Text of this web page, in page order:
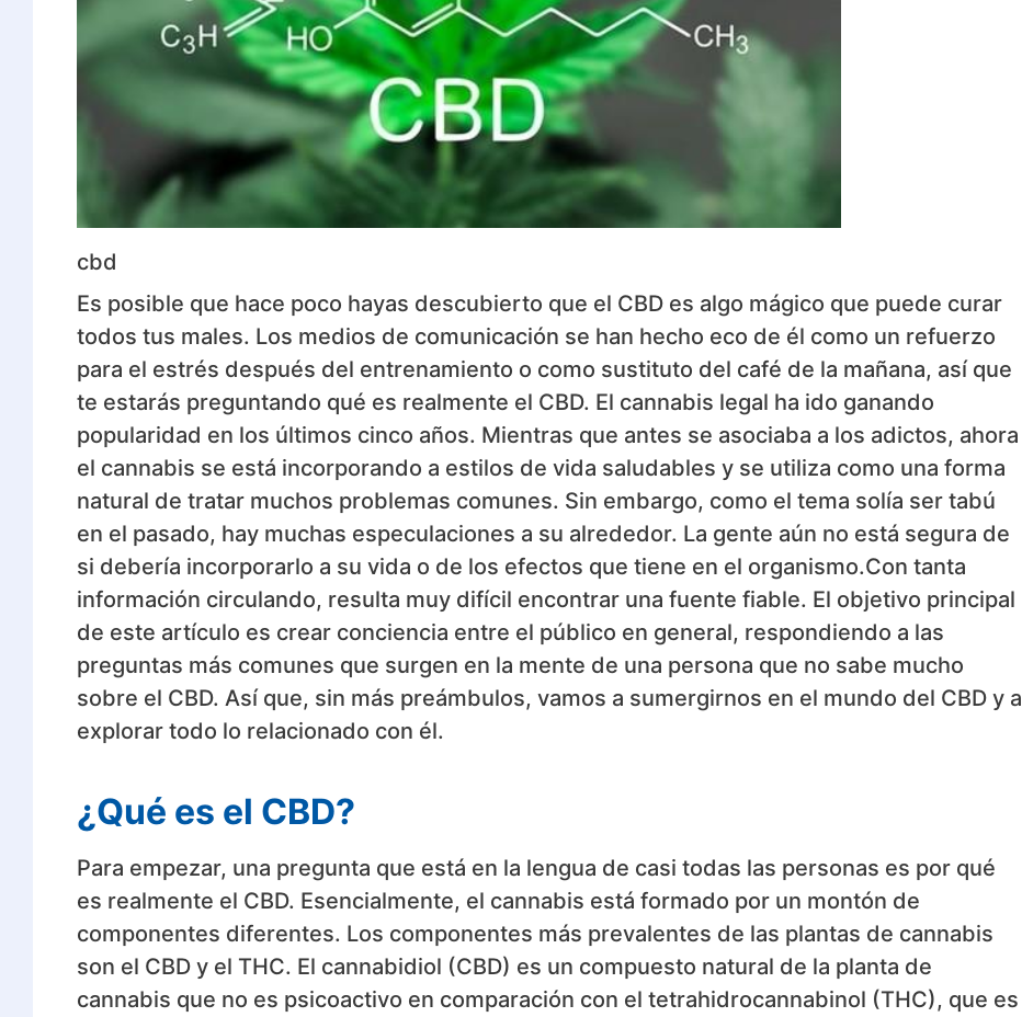
cbd
Es posible que hace poco hayas descubierto que el CBD es algo mágico que puede curar
todos tus males. Los medios de comunicación se han hecho eco de él como un refuerzo
para el estrés después del entrenamiento o como sustituto del café de la mañana, así que
te estarás preguntando qué es realmente el CBD. El cannabis legal ha ido ganando
popularidad en los últimos cinco años. Mientras que antes se asociaba a los adictos, ahora
el cannabis se está incorporando a estilos de vida saludables y se utiliza como una forma
natural de tratar muchos problemas comunes. Sin embargo, como el tema solía ser tabú
en el pasado, hay muchas especulaciones a su alrededor. La gente aún no está segura de
si debería incorporarlo a su vida o de los efectos que tiene en el organismo.Con tanta
información circulando, resulta muy difícil encontrar una fuente fiable. El objetivo principal
de este artículo es crear conciencia entre el público en general, respondiendo a las
preguntas más comunes que surgen en la mente de una persona que no sabe mucho
sobre el CBD. Así que, sin más preámbulos, vamos a sumergirnos en el mundo del CBD y a
explorar todo lo relacionado con él.
¿Qué es el CBD?
Para empezar, una pregunta que está en la lengua de casi todas las personas es por qué
es realmente el CBD. Esencialmente, el cannabis está formado por un montón de
componentes diferentes. Los componentes más prevalentes de las plantas de cannabis
son el CBD y el THC. El cannabidiol (CBD) es un compuesto natural de la planta de
cannabis que no es psicoactivo en comparación con el tetrahidrocannabinol (THC), que es